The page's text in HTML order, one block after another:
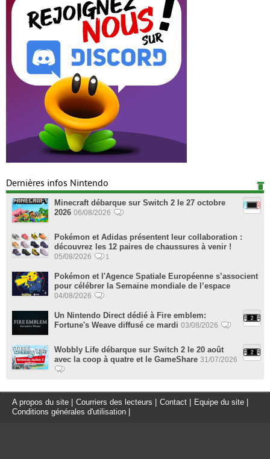
Dernières infos Nintendo
Minecraft débarque sur Switch 2 le 27 octobre
2026 06/08/2026
Pokémon et Adidas présentent leur collaboration :
découvrez les 12 paires de chaussures à venir !
05/08/2026 1
Pokémon et l'Agence Spatiale Européenne s’associent
pour célébrer la Semaine mondiale de l’espace
04/08/2026
Un Nintendo Direct dédié à Fire emblem:
Fortune's Weave diffusé ce mardi 03/08/2026
Wobbly Life débarque sur Switch 2 le 20 août
avec la coop à quatre et le GameShare 31/07/2026
A propos du site Courriers des lecteurs Contact Equipe du site
Conditions générales d'utilisation